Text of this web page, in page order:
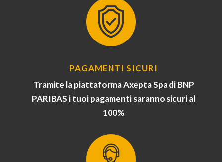
PAGAMENTI SICURI
Tramite la piattaforma Axepta Spa di BNP
PARIBAS i tuoi pagamenti saranno sicuri al
100%